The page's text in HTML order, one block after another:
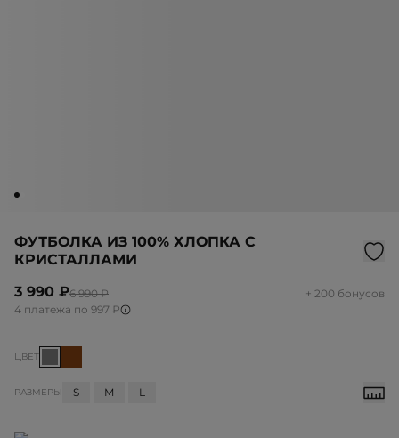
ФУТБОЛКА ИЗ 100% ХЛОПКА С
КРИСТАЛЛАМИ
3 990 ₽6 990 ₽
+ 200 бонусов
4 платежа по 997 ₽
ЦВЕТ
РАЗМЕРЫ S M L